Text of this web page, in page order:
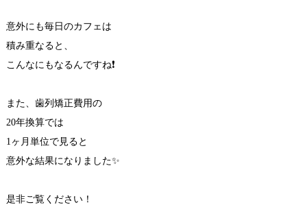
意外にも毎日のカフェは
積み重なると、
こんなにもなるんですね❗️
また、歯列矯正費用の
20年換算では
1ヶ月単位で見ると
意外な結果になりました✨
是非ご覧ください！